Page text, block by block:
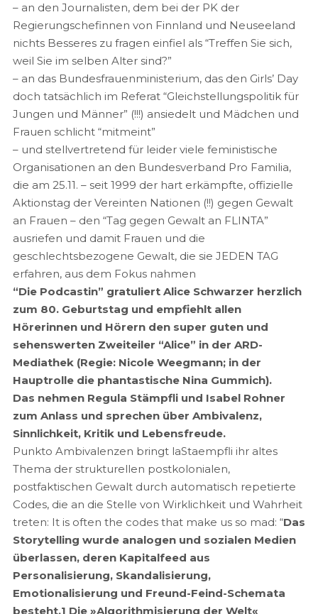
– an den Journalisten, dem bei der PK der
Regierungschefinnen von Finnland und Neuseeland
nichts Besseres zu fragen einfiel als “Treffen Sie sich,
weil Sie im selben Alter sind?”
– an das Bundesfrauenministerium, das den Girls’ Day
doch tatsächlich im Referat “Gleichstellungspolitik für
Jungen und Männer” (!!!) ansiedelt und Mädchen und
Frauen schlicht “mitmeint”
– und stellvertretend für leider viele feministische
Organisationen an den Bundesverband Pro Familia,
die am 25.11. – seit 1999 der hart erkämpfte, offizielle
Aktionstag der Vereinten Nationen (!!) gegen Gewalt
an Frauen – den “Tag gegen Gewalt an FLINTA”
ausriefen und damit Frauen und die
geschlechtsbezogene Gewalt, die sie JEDEN TAG
erfahren, aus dem Fokus nahmen
“Die Podcastin” gratuliert Alice Schwarzer herzlich
zum 80. Geburtstag und empfiehlt allen
Hörerinnen und Hörern den super guten und
sehenswerten Zweiteiler “Alice” in der ARD-
Mediathek (Regie: Nicole Weegmann; in der
Hauptrolle die phantastische Nina Gummich).
Das nehmen Regula Stämpfli und Isabel Rohner
zum Anlass und sprechen über Ambivalenz,
Sinnlichkeit, Kritik und Lebensfreude.
Punkto Ambivalenzen bringt laStaempfli ihr altes
Thema der strukturellen postkolonialen,
postfaktischen Gewalt durch automatisch repetierte
Codes, die an die Stelle von Wirklichkeit und Wahrheit
treten: It is often the codes that make us so mad: “Das
Storytelling wurde analogen und sozialen Medien
überlassen, deren Kapitalfeed aus
Personalisierung, Skandalisierung,
Emotionalisierung und Freund-Feind-Schemata
besteht.1 Die »Algorithmisierung der Welt«